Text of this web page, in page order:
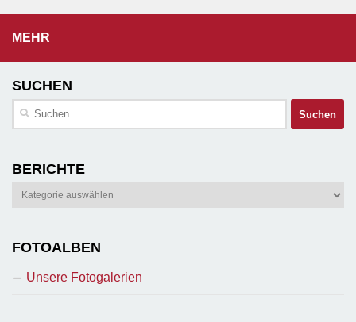
MEHR
SUCHEN
Suchen
BERICHTE
Berichte
FOTOALBEN
Unsere Fotogalerien